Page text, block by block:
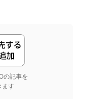
の記事を
ます